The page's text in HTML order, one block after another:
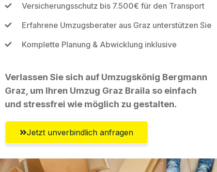
Versicherungsschutz bis 7.500€ für den Transport
Erfahrene Umzugsberater aus Graz unterstützen Sie
Komplette Planung & Abwicklung inklusive
Verlassen Sie sich auf Umzugskönig Bergmann
Graz, um Ihren Umzug Graz Braila so einfach
und stressfrei wie möglich zu gestalten.
Jetzt unverbindlich anfragen